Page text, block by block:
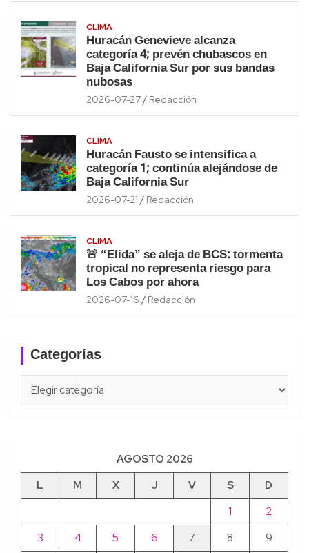
CLIMA
Huracán Genevieve alcanza
categoría 4; prevén chubascos en
Baja California Sur por sus bandas
nubosas
2026-07-27 Redacción
CLIMA
Huracán Fausto se intensifica a
categoría 1; continúa alejándose de
Baja California Sur
2026-07-21 Redacción
CLIMA
🚨 “Elida” se aleja de BCS: tormenta
tropical no representa riesgo para
Los Cabos por ahora
2026-07-16 Redacción
Categorías
AGOSTO 2026
L
M X J V S
D
1
2
3
4 5 6 7 8 9